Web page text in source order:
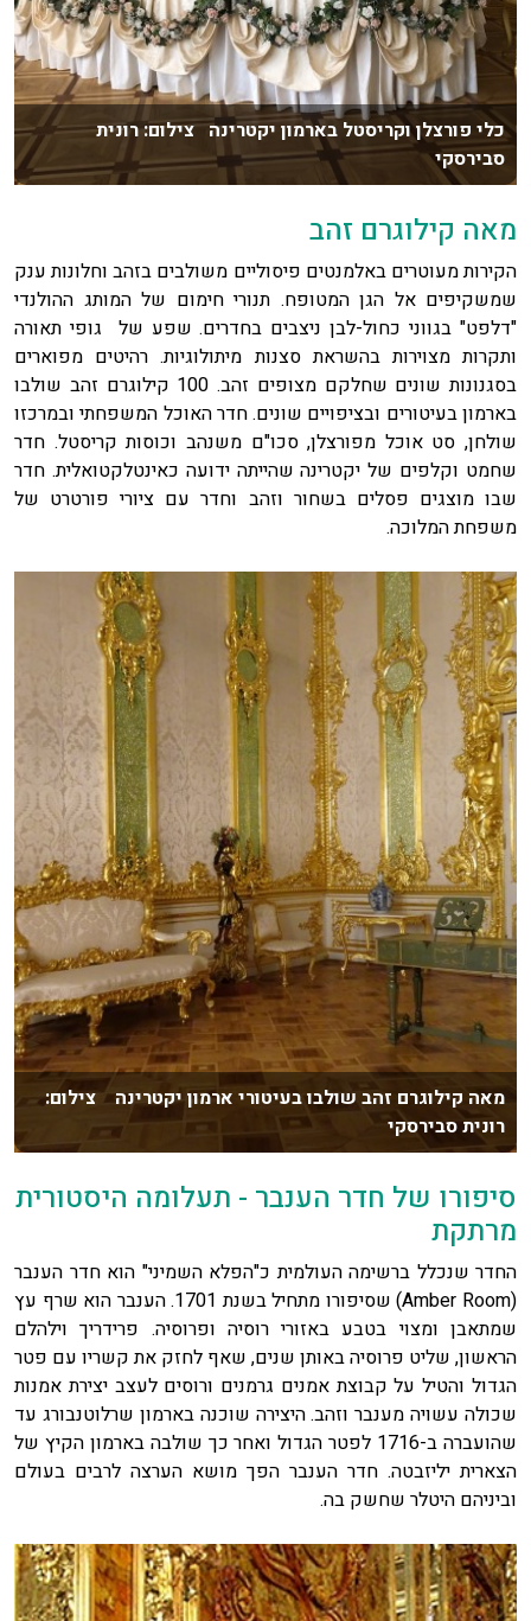
כלי פורצלן וקריסטל בארמון יקטרינה צילום: רונית
סבירסקי
מאה קילוגרם זהב
הקירות מעוטרים באלמנטים פיסוליים משולבים בזהב וחלונות ענק
שמשקיפים אל הגן המטופח. תנורי חימום של המותג ההולנדי
"דלפט" בגווני כחול-לבן ניצבים בחדרים. שפע של גופי תאורה
ותקרות מצוירות בהשראת סצנות מיתולוגיות. רהיטים מפוארים
בסגנונות שונים שחלקם מצופים זהב. 100 קילוגרם זהב שולבו
בארמון בעיטורים ובציפויים שונים. חדר האוכל המשפחתי ובמרכזו
שולחן, סט אוכל מפורצלן, סכו"ם משנהב וכוסות קריסטל. חדר
שחמט וקלפים של יקטרינה שהייתה ידועה כאינטלקטואלית. חדר
שבו מוצגים פסלים בשחור וזהב וחדר עם ציורי פורטרט של
משפחת המלוכה.
מאה קילוגרם זהב שולבו בעיטורי ארמון יקטרינה צילום:
רונית סבירסקי
סיפורו של חדר הענבר - תעלומה היסטורית
מרתקת
החדר שנכלל ברשימה העולמית כ"הפלא השמיני" הוא חדר הענבר
(Amber Room) שסיפורו מתחיל בשנת 1701. הענבר הוא שרף עץ
שמתאבן ומצוי בטבע באזורי רוסיה ופרוסיה. פרידריך וילהלם
הראשון, שליט פרוסיה באותן שנים, שאף לחזק את קשריו עם פטר
הגדול והטיל על קבוצת אמנים גרמנים ורוסים לעצב יצירת אמנות
שכולה עשויה מענבר וזהב. היצירה שוכנה בארמון שרלוטנבורג עד
שהועברה ב-1716 לפטר הגדול ואחר כך שולבה בארמון הקיץ של
הצארית יליזבטה. חדר הענבר הפך מושא הערצה לרבים בעולם
וביניהם היטלר שחשק בה.